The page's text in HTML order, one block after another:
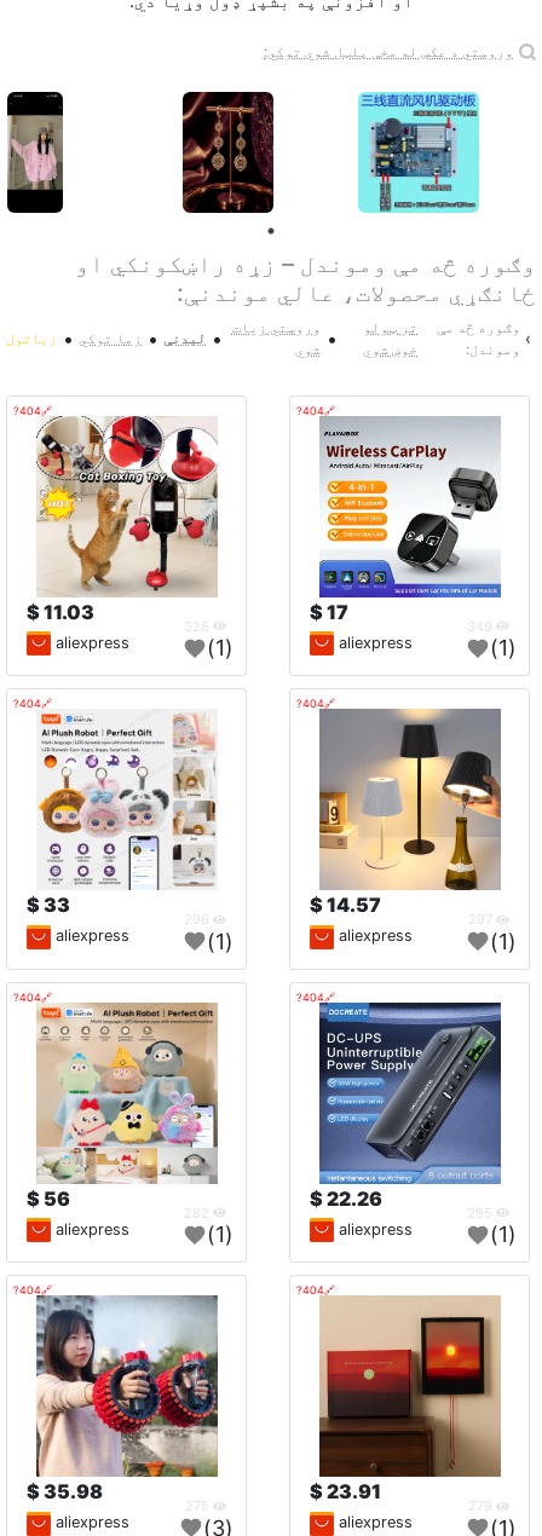
وروستي د عکس له مخې پلټل شوي توکي:
وګوره څه مې وموندل – زړه راښکونکي او
ځانګړي محصولات، عالي موندنې:
›
وګوره څه مې
وموندل:
تر ټولو
خوښ شوي
• وروستي زيات
شوي
• لیدنې • زما توکي • زیاتول
🔗404?
17 $
aliexpress (1)
🔗404?
11.03 $
aliexpress (1)
🔗404?
14.57 $
aliexpress (1)
🔗404?
33 $
aliexpress (1)
🔗404?
22.26 $
aliexpress (1)
🔗404?
56 $
aliexpress (1)
🔗404?
23.91 $
aliexpress (1)
🔗404?
35.98 $
aliexpress (3)